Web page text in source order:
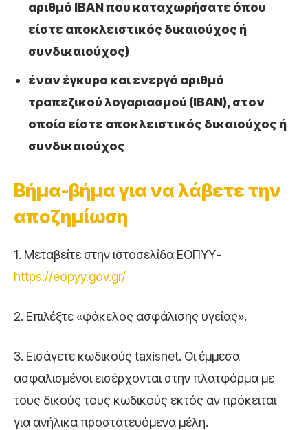
αριθμό IBAN που καταχωρήσατε όπου
είστε αποκλειστικός δικαιούχος ή
συνδικαιούχος)
έναν έγκυρο και ενεργό αριθμό
τραπεζικού λογαριασμού (IBAN), στον
οποίο είστε αποκλειστικός δικαιούχος ή
συνδικαιούχος
Βήμα-βήμα για να λάβετε την
αποζημίωση
1. Μεταβείτε στην ιστοσελίδα ΕΟΠΥΥ-
https://eopyy.gov.gr/
2. Επιλέξτε «φάκελος ασφάλισης υγείας».
3. Εισάγετε κωδικούς taxisnet. Οι έμμεσα
ασφαλισμένοι εισέρχονται στην πλατφόρμα με
τους δικούς τους κωδικούς εκτός αν πρόκειται
για ανήλικα προστατευόμενα μέλη.